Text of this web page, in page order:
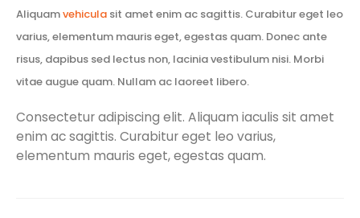
Aliquamvehicula sit amet enim ac sagittis. Curabitur eget leo
varius, elementum mauris eget, egestas quam. Donec ante
risus, dapibus sed lectus non, lacinia vestibulum nisi. Morbi
vitae augue quam. Nullam ac laoreet libero.
Consectetur adipiscing elit. Aliquam iaculis sit amet
enim ac sagittis. Curabitur eget leo varius,
elementum mauris eget, egestas quam.